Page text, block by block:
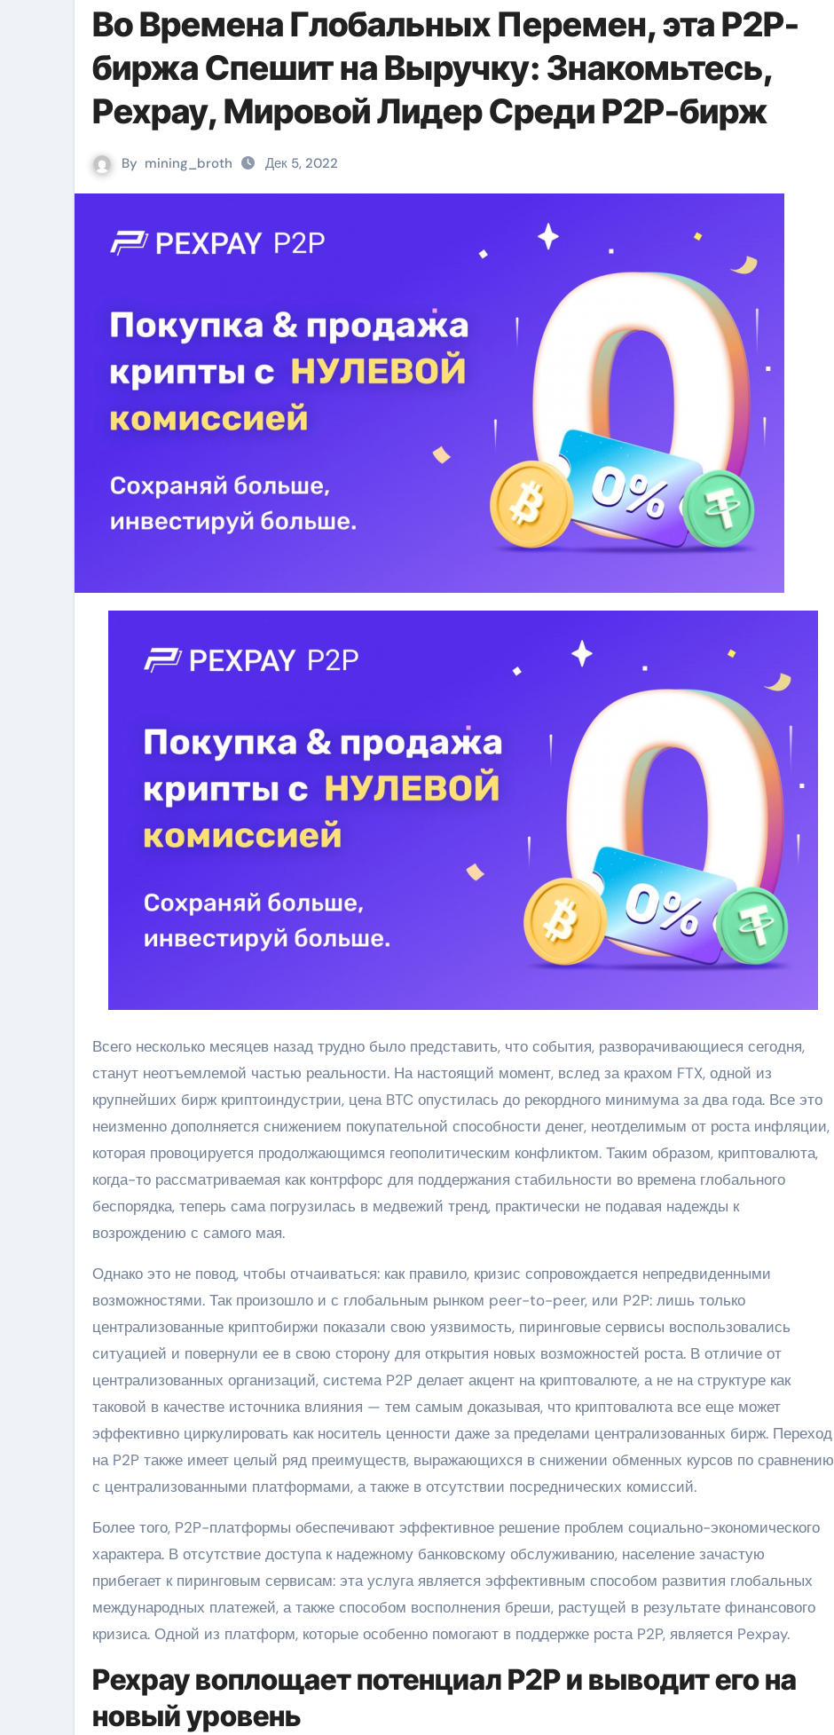
Во Времена Глобальных Перемен, эта P2P-
биржа Спешит на Выручку: Знакомьтесь,
Pexpay, Мировой Лидер Среди P2P-бирж
By mining_broth Дек 5, 2022
Всего несколько месяцев назад трудно было представить, что события, разворачивающиеся сегодня,
станут неотъемлемой частью реальности. На настоящий момент, вслед за крахом FTX, одной из
крупнейших бирж криптоиндустрии, цена BTC опустилась до рекордного минимума за два года. Все это
неизменно дополняется снижением покупательной способности денег, неотделимым от роста инфляции,
которая провоцируется продолжающимся геополитическим конфликтом. Таким образом, криптовалюта,
когда-то рассматриваемая как контрфорс для поддержания стабильности во времена глобального
беспорядка, теперь сама погрузилась в медвежий тренд, практически не подавая надежды к
возрождению с самого мая.
Однако это не повод, чтобы отчаиваться: как правило, кризис сопровождается непредвиденными
возможностями. Так произошло и с глобальным рынком peer-to-peer, или P2P: лишь только
централизованные криптобиржи показали свою уязвимость, пиринговые сервисы воспользовались
ситуацией и повернули ее в свою сторону для открытия новых возможностей роста. В отличие от
централизованных организаций, система P2P делает акцент на криптовалюте, а не на структуре как
таковой в качестве источника влияния — тем самым доказывая, что криптовалюта все еще может
эффективно циркулировать как носитель ценности даже за пределами централизованных бирж. Переход
на P2P также имеет целый ряд преимуществ, выражающихся в снижении обменных курсов по сравнению
с централизованными платформами, а также в отсутствии посреднических комиссий.
Более того, P2P-платформы обеспечивают эффективное решение проблем социально-экономического
характера. В отсутствие доступа к надежному банковскому обслуживанию, население зачастую
прибегает к пиринговым сервисам: эта услуга является эффективным способом развития глобальных
международных платежей, а также способом восполнения бреши, растущей в результате финансового
кризиса. Одной из платформ, которые особенно помогают в поддержке роста P2P, является Pexpay.
Pexpay воплощает потенциал P2P и выводит его на
новый уровень